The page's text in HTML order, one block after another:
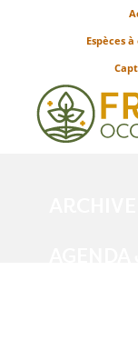
Espèces